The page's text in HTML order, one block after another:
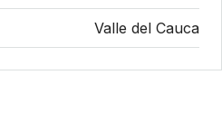
Valle del Cauca